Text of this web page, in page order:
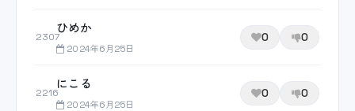
2307
ひめか
2024年6月25日
0 0
2216
にこる
2024年6月25日
0 0